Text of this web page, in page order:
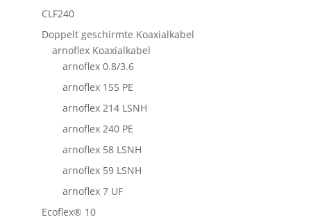
CLF240
Doppelt geschirmte Koaxialkabel
arnoflex Koaxialkabel
arnoflex 0.8/3.6
arnoflex 155 PE
arnoflex 214 LSNH
arnoflex 240 PE
arnoflex 58 LSNH
arnoflex 59 LSNH
arnoflex 7 UF
Ecoflex® 10